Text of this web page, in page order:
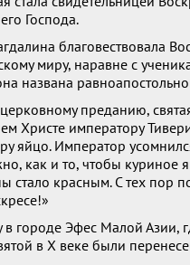
Господа.
благовествовала
миру, наравне с
названа
преданию,
Христе императору
яйцо. Император
как и то, чтобы куриное
стало красным. С тех пор
городе Эфес Малой Азии,
в Х веке были